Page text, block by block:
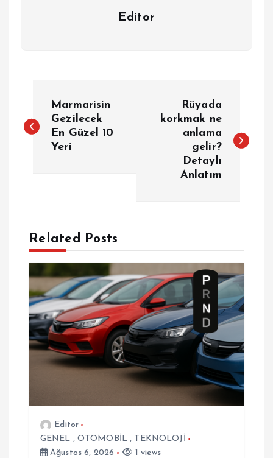
Editor
a
e
z
n
Marmarisin
Gezilecek
En Güzel 10
Yeri
Rüyada
korkmak ne
anlama
gelir?
Detaylı
Anlatım
Related Posts
Editor
GENEL , OTOMOBİL , TEKNOLOJİ
Ağustos 6, 2026
1 views